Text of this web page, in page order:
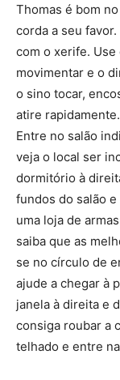
Thomas é bom
corda a seu
com o xerife. Use
movimentar e o
o sino tocar,
atire rapidamente.
Entre no salão
veja o local ser
dormitório à
fundos do salão
uma loja de
saiba que as
se no círculo de
ajude a chegar à
janela à direita e
consiga roubar a
telhado e entre